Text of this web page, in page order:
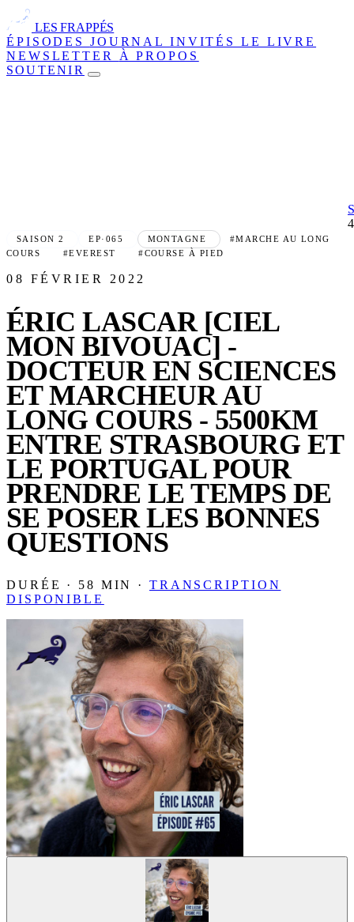
LES FRAPPÉS
ÉPISODES JOURNAL INVITÉSLE LIVRE
NEWSLETTER À PROPOS
SOUTENIR
SAISON 2 EP·065 MONTAGNE
#MARCHE AU LONG
COURS
#EVEREST #COURSE À PIED
08 FÉVRIER 2022
ÉRIC LASCAR [CIEL
MON BIVOUAC] -
DOCTEUR EN SCIENCES
ET MARCHEUR AU
LONG COURS - 5500KM
ENTRE STRASBOURG ET
LE PORTUGAL POUR
PRENDRE LE TEMPS DE
SE POSER LES BONNES
QUESTIONS
DURÉE · 58 MIN · TRANSCRIPTION
DISPONIBLE